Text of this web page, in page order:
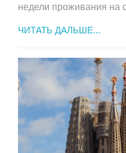
недели проживания на
ЧИТАТЬ ДАЛЬШЕ...